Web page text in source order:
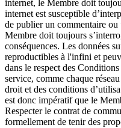
internet, le Membre doit
internet est susceptible
de publier un commentaire ou
Membre doit toujours
conséquences. Les données
reproductibles à l'infini et
dans le respect des
service, comme chaque
droit et des conditions
est donc impératif que le
Respecter le contrat de
formellement de tenir des